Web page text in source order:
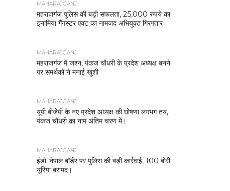
MAHARAJGANJ
महराजगंज पुलिस की बड़ी सफलता, 25,000 रुपये का
इनामिया गैंगस्टर एक्ट का नामजद अभियुक्त गिरफ्तार
MAHARAJGANJ
महराजगंज में जश्न, पंकज चौधरी के प्रदेश अध्यक्ष बनने
पर समर्थकों ने मनाई खुशी
MAHARAJGANJ
यूपी बीजेपी के नए प्रदेश अध्यक्ष की घोषणा लगभग तय,
पंकज चौधरी का नाम अंतिम चरण में।
MAHARAJGANJ
इंडो-नेपाल बॉर्डर पर पुलिस की बड़ी कार्रवाई, 100 बोरी
यूरिया बरामद।